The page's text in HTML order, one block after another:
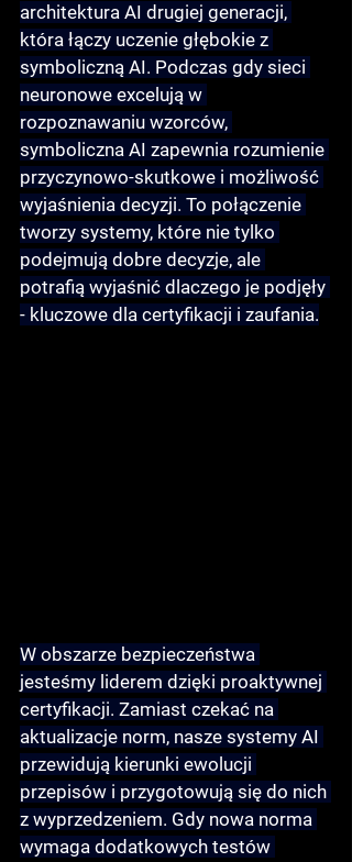
architektura AI drugiej generacji,
która łączy uczenie głębokie z
symboliczną AI. Podczas gdy sieci
neuronowe excelują w
rozpoznawaniu wzorców,
symboliczna AI zapewnia rozumienie
przyczynowo-skutkowe i możliwość
wyjaśnienia decyzji. To połączenie
tworzy systemy, które nie tylko
podejmują dobre decyzje, ale
potrafią wyjaśnić dlaczego je podjęły
- kluczowe dla certyfikacji i zaufania.
W obszarze bezpieczeństwa
jesteśmy liderem dzięki proaktywnej
certyfikacji. Zamiast czekać na
aktualizacje norm, nasze systemy AI
przewidują kierunki ewolucji
przepisów i przygotowują się do nich
z wyprzedzeniem. Gdy nowa norma
wymaga dodatkowych testów